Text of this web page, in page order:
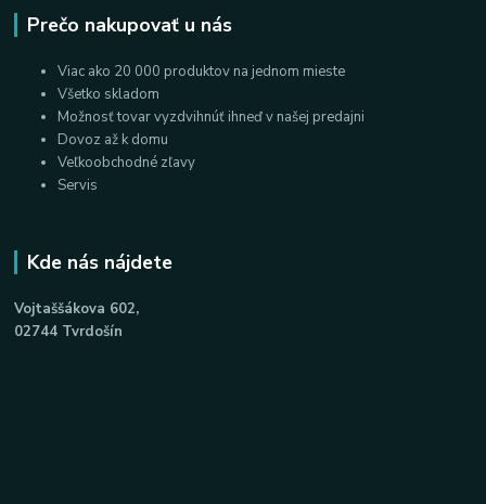
Prečo nakupovať u nás
Viac ako 20 000 produktov na jednom mieste
Všetko skladom
Možnosť tovar vyzdvihnúť ihneď v našej predajni
Dovoz až k domu
Veľkoobchodné zľavy
Servis
Kde nás nájdete
Vojtaššákova 602,
02744 Tvrdošín